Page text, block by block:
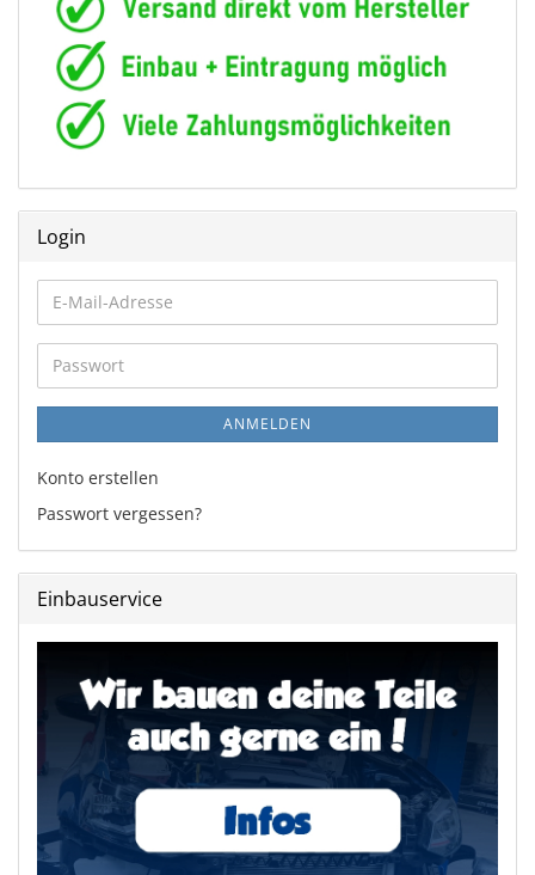
Login
E-
Mail-
Adresse
Passwort
ANMELDEN
Konto erstellen
Passwort vergessen?
Einbauservice